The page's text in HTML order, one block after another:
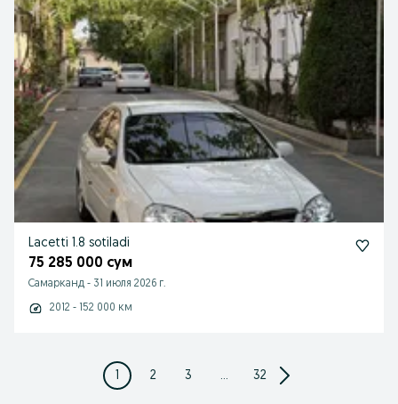
Lacetti 1.8 sotiladi
75 285 000 сум
Самарканд - 31 июля 2026 г.
2012 - 152 000 км
1 2 3 ... 32